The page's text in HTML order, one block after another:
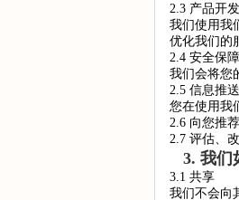
2.3 产品开
我们使用我
优化我们的
2.4 安全保障
我们会将您
2.5 信息推送
您在使用我
2.6 向您推
2.7 评估、
3. 我们
3.1 共享
我们不会向